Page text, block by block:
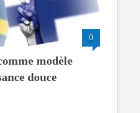
0
modèle
douce